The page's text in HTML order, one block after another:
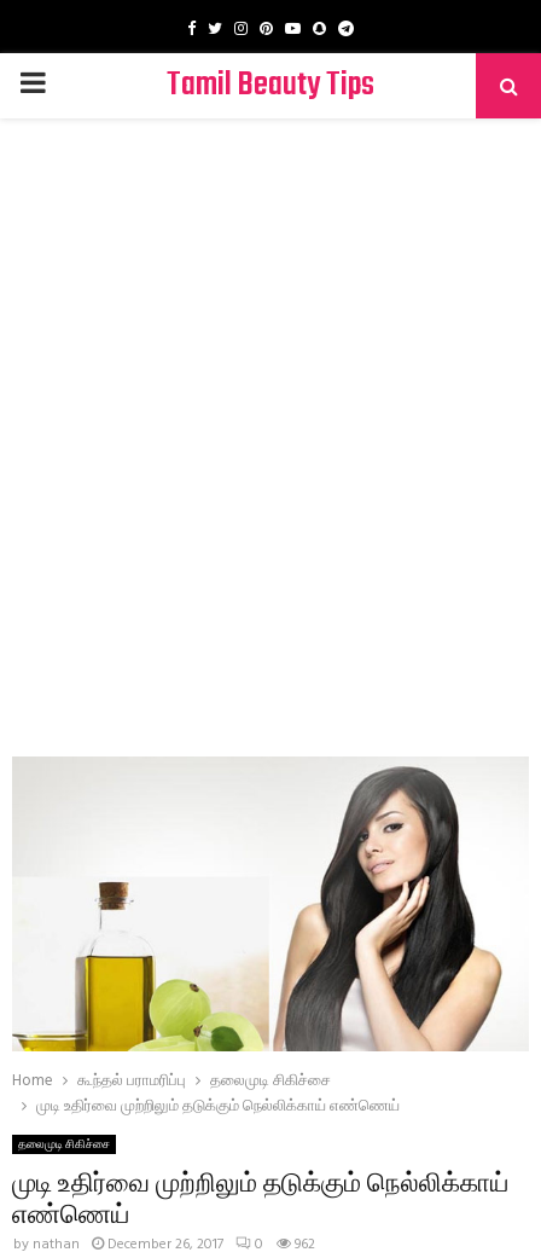
Facebook
TwitterInstagram
PinterestYoutube
SnapchatTelegram
PRIMARY
Tamil Beauty Tips
Home கூந்தல் பராமரிப்பு
தலைமுடி சிகிச்சை
முடி உதிர்வை முற்றிலும் தடுக்கும் நெல்லிக்காய் எண்ணெய்
தலைமுடி சிகிச்சை
முடி உதிர்வை முற்றிலும் தடுக்கும் நெல்லிக்காய்
எண்ணெய்
by nathan December 26, 2017 0 962